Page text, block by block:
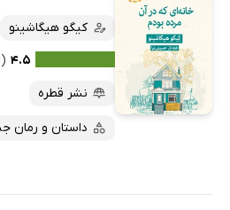
کیگو هیگاشینو
۴.۵
نشر قطره
داستان و رمان